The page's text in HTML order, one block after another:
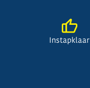
Instapklaar